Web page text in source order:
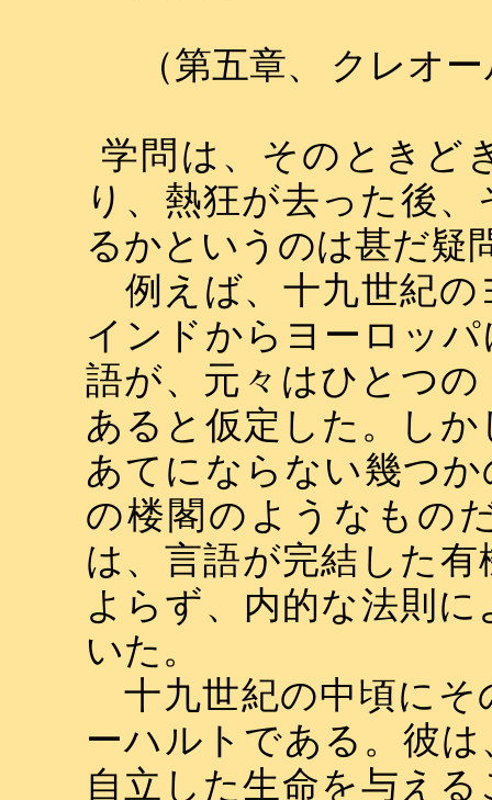
（第五章、
クレオ
学問は、そのときど
り、熱狂が去った後
るかというのは甚だ疑
例えば、十九世紀の
インドからヨーロッ
語が、元々はひとつ
あると仮定した。し
あてにならない幾つ
の楼閣のようなもの
は、言語が完結した
よらず、内的な法則
いた。
十九世紀の中頃にそ
ーハルトである。彼
自立した生命を与え